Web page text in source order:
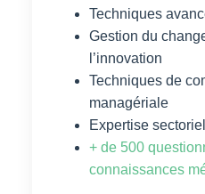
Techniques
Gestion du
l’innovation
Techniques de
managériale
Expertise
+ de 500
connaissances